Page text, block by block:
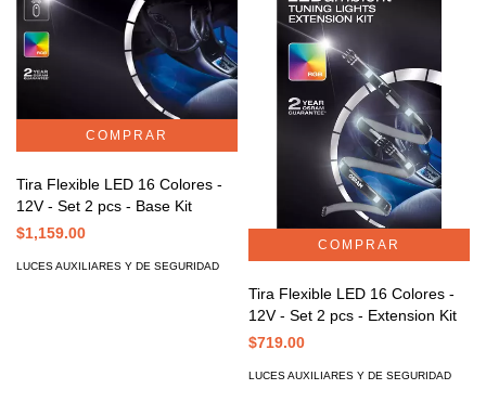
Tira Flexible LED 16 Colores -
12V - Set 2 pcs - Base Kit
$1,159.00
LUCES AUXILIARES Y DE SEGURIDAD
Tira Flexible LED 16 Colores -
12V - Set 2 pcs - Extension Kit
$719.00
LUCES AUXILIARES Y DE SEGURIDAD